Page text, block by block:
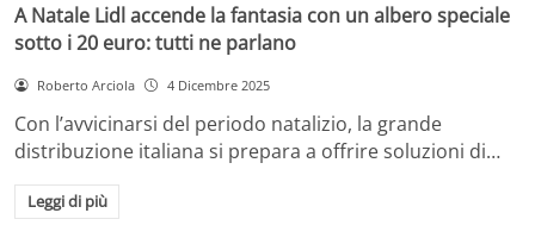
A Natale Lidl accende la fantasia con un albero speciale
sotto i 20 euro: tutti ne parlano
Roberto Arciola 4 Dicembre 2025
Con l’avvicinarsi del periodo natalizio, la grande
distribuzione italiana si prepara a offrire soluzioni di…
Leggi di più